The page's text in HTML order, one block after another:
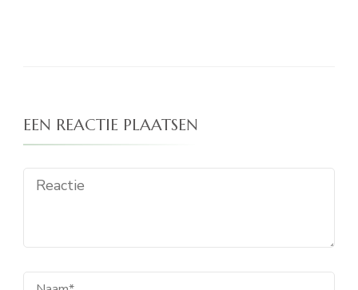
EEN REACTIE PLAATSEN